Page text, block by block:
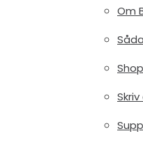
Om
Shop